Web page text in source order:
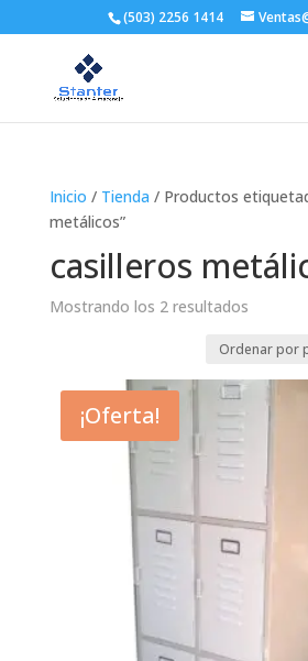
(503) 2256 1414
Inicio / Tienda / Productos
metálicos”
casilleros
Mostrando los 2 resultadosOrdenado
precio:
alto
¡Oferta!